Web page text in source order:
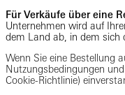
Für Verkäufe über eine
Unternehmen wird auf
dem Land ab, in dem sich
Wenn Sie eine Bestellung
Nutzungsbedingungen
Cookie-Richtlinie)